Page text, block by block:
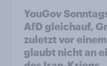
YouGov
AfD gleichauf,
zuletzt vor
glaubt nicht an